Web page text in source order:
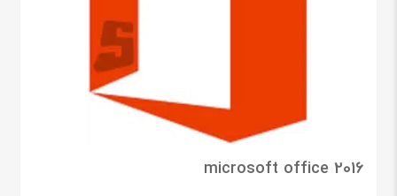
microsoft office 2016